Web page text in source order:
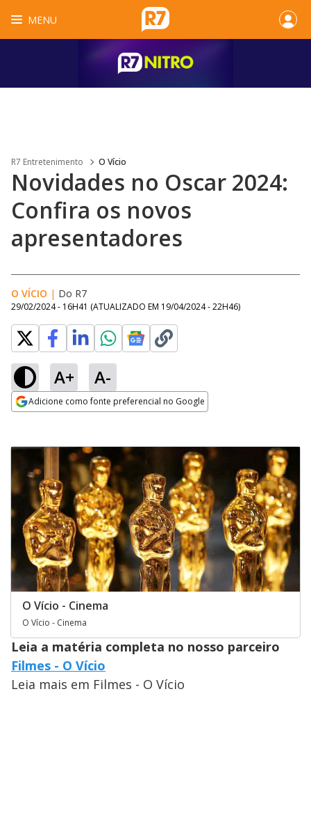
MENU
R7 Entretenimento O Vício
Novidades no Oscar 2024:
Confira os novos
apresentadores
O VÍCIO | Do R7
29/02/2024 - 16H41 (ATUALIZADO EM 19/04/2024 - 22H46)
A+ A-
Adicione como fonte preferencial no Google
O Vício - Cinema
O Vício - Cinema
Leia a matéria completa no nosso parceiro
Filmes - O Vício
Leia mais em Filmes - O Vício